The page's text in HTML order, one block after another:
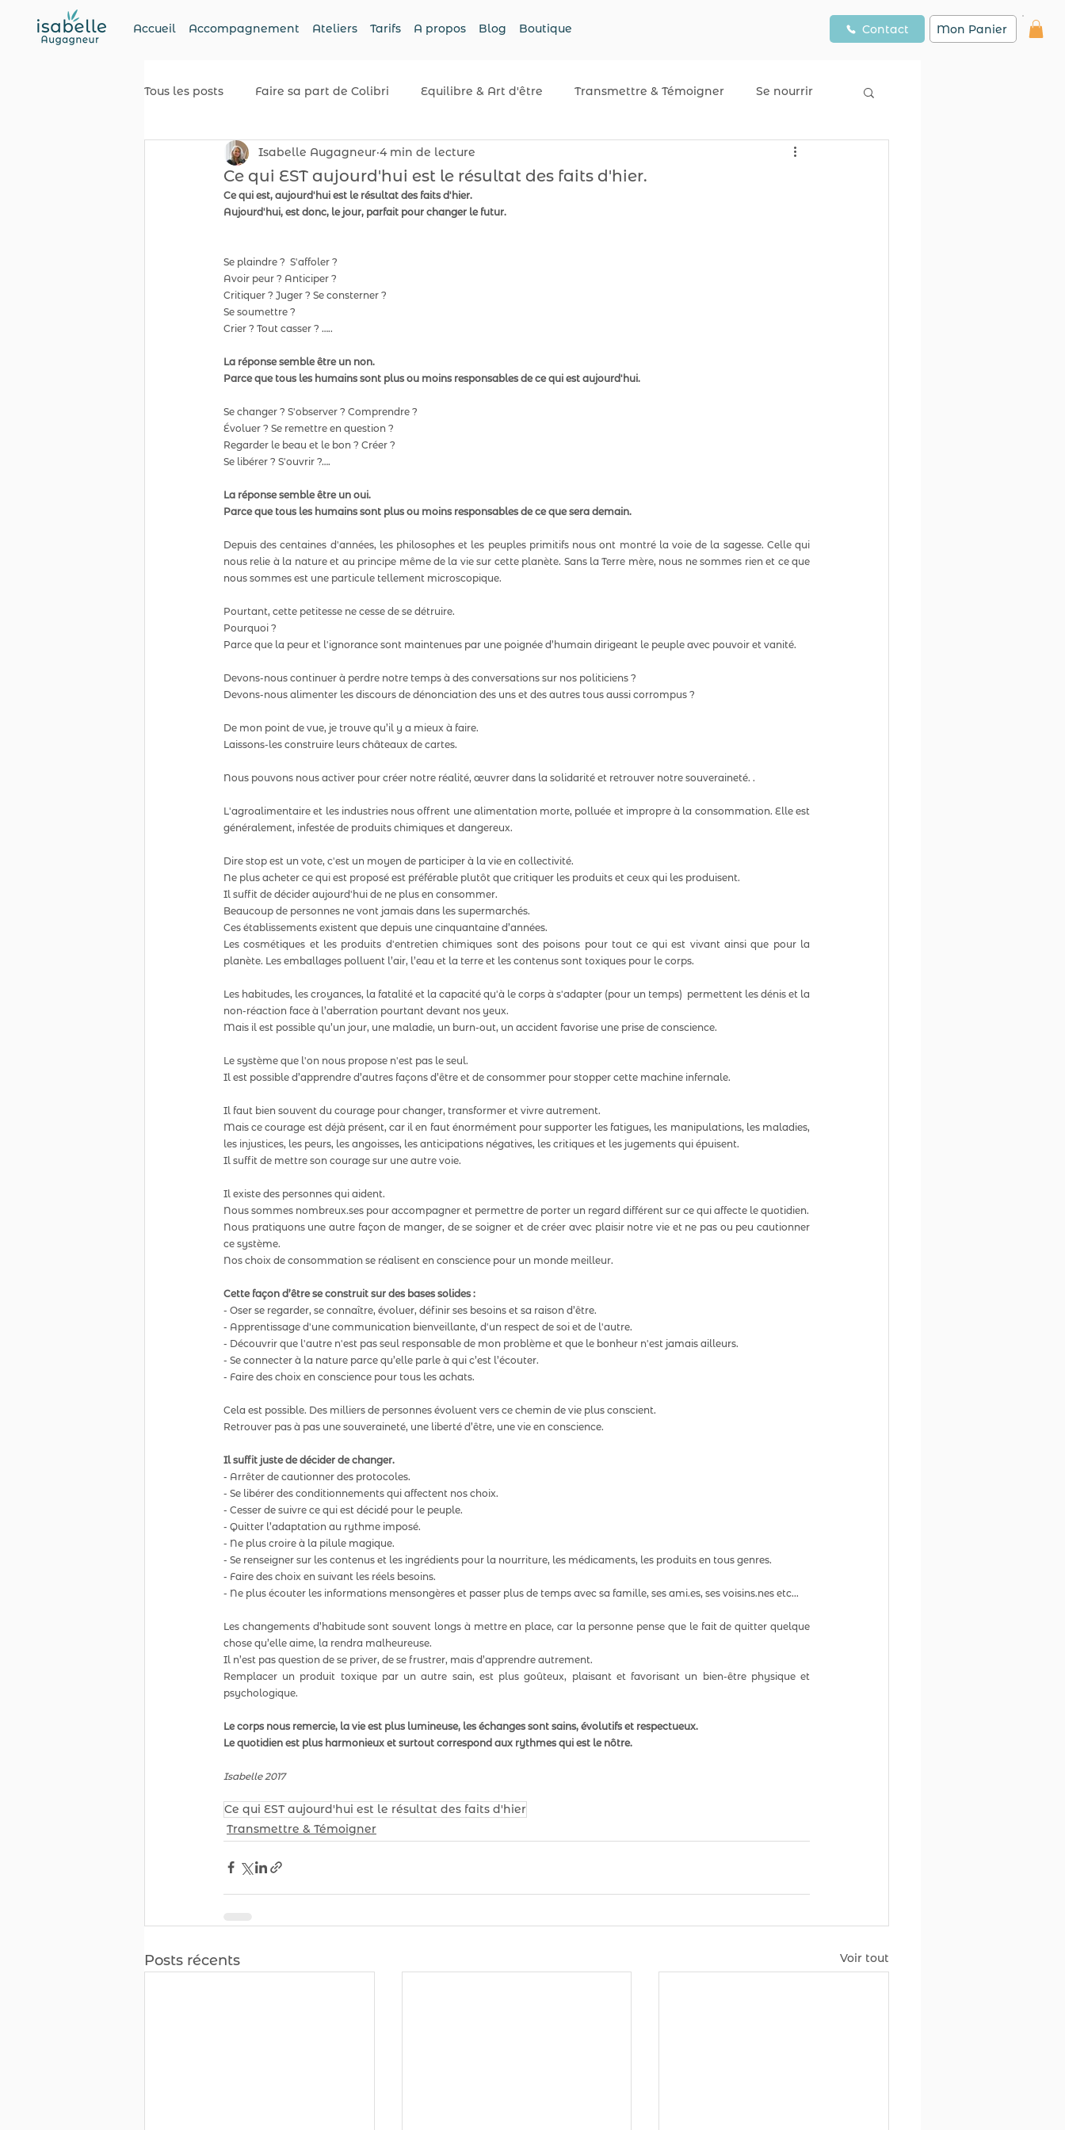
Accueil Accompagnement Ateliers Tarifs A propos Blog Boutique Contact Mon Panier
Tous les posts Faire sa part de Colibri Equilibre & Art d'être Transmettre & Témoigner Se nourrir
Ce qui EST aujourd'hui est le résultat des faits d'hier.
Isabelle Augagneur 4 min de lecture
Ce qui est, aujourd'hui est le résultat des faits d'hier.
Aujourd'hui, est donc, le jour, parfait pour changer le futur.
Se plaindre ?  S'affoler ?
Avoir peur ? Anticiper ?
Critiquer ? Juger ? Se consterner ?
Se soumettre ?
Crier ? Tout casser ? …..
La réponse semble être un non.
Parce que tous les humains sont plus ou moins responsables de ce qui est aujourd'hui.
Se changer ? S'observer ? Comprendre ?
Évoluer ? Se remettre en question ?
Regarder le beau et le bon ? Créer ?
Se libérer ? S'ouvrir ?….
La réponse semble être un oui.
Parce que tous les humains sont plus ou moins responsables de ce que sera demain.
Depuis des centaines d'années, les philosophes et les peuples primitifs nous ont montré la voie de la sagesse. Celle qui
nous relie à la nature et au principe même de la vie sur cette planète. Sans la Terre mère, nous ne sommes rien et ce que
nous sommes est une particule tellement microscopique.
Pourtant, cette petitesse ne cesse de se détruire.
Pourquoi ?
Parce que la peur et l'ignorance sont maintenues par une poignée d’humain dirigeant le peuple avec pouvoir et vanité.
Devons-nous continuer à perdre notre temps à des conversations sur nos politiciens ?
Devons-nous alimenter les discours de dénonciation des uns et des autres tous aussi corrompus ?
De mon point de vue, je trouve qu’il y a mieux à faire.
Laissons-les construire leurs châteaux de cartes.
Nous pouvons nous activer pour créer notre réalité, œuvrer dans la solidarité et retrouver notre souveraineté. .
L'agroalimentaire et les industries nous offrent une alimentation morte, polluée et impropre à la consommation. Elle est
généralement, infestée de produits chimiques et dangereux.
Dire stop est un vote, c'est un moyen de participer à la vie en collectivité.
Ne plus acheter ce qui est proposé est préférable plutôt que critiquer les produits et ceux qui les produisent.
Il suffit de décider aujourd'hui de ne plus en consommer.
Beaucoup de personnes ne vont jamais dans les supermarchés.
Ces établissements existent que depuis une cinquantaine d’années.
Les cosmétiques et les produits d'entretien chimiques sont des poisons pour tout ce qui est vivant ainsi que pour la
planète. Les emballages polluent l’air, l’eau et la terre et les contenus sont toxiques pour le corps.
Les habitudes, les croyances, la fatalité et la capacité qu'à le corps à s'adapter (pour un temps)  permettent les dénis et la
non-réaction face à l’aberration pourtant devant nos yeux.
Mais il est possible qu’un jour, une maladie, un burn-out, un accident favorise une prise de conscience.
Le système que l'on nous propose n'est pas le seul.
Il est possible d’apprendre d’autres façons d’être et de consommer pour stopper cette machine infernale.
Il faut bien souvent du courage pour changer, transformer et vivre autrement.
Mais ce courage est déjà présent, car il en faut énormément pour supporter les fatigues, les manipulations, les maladies,
les injustices, les peurs, les angoisses, les anticipations négatives, les critiques et les jugements qui épuisent.
Il suffit de mettre son courage sur une autre voie.
Il existe des personnes qui aident.
Nous sommes nombreux.ses pour accompagner et permettre de porter un regard différent sur ce qui affecte le quotidien.
Nous pratiquons une autre façon de manger, de se soigner et de créer avec plaisir notre vie et ne pas ou peu cautionner
ce système.
Nos choix de consommation se réalisent en conscience pour un monde meilleur.
Cette façon d’être se construit sur des bases solides :
- Oser se regarder, se connaître, évoluer, définir ses besoins et sa raison d’être.
- Apprentissage d'une communication bienveillante, d'un respect de soi et de l'autre.
- Découvrir que l'autre n'est pas seul responsable de mon problème et que le bonheur n'est jamais ailleurs.
- Se connecter à la nature parce qu’elle parle à qui c’est l’écouter.
- Faire des choix en conscience pour tous les achats.
Cela est possible. Des milliers de personnes évoluent vers ce chemin de vie plus conscient.
Retrouver pas à pas une souveraineté, une liberté d’être, une vie en conscience.
Il suffit juste de décider de changer.
- Arrêter de cautionner des protocoles.
- Se libérer des conditionnements qui affectent nos choix.
- Cesser de suivre ce qui est décidé pour le peuple.
- Quitter l’adaptation au rythme imposé.
- Ne plus croire à la pilule magique.
- Se renseigner sur les contenus et les ingrédients pour la nourriture, les médicaments, les produits en tous genres.
- Faire des choix en suivant les réels besoins.
- Ne plus écouter les informations mensongères et passer plus de temps avec sa famille, ses ami.es, ses voisins.nes etc...
Les changements d’habitude sont souvent longs à mettre en place, car la personne pense que le fait de quitter quelque
chose qu’elle aime, la rendra malheureuse.
Il n’est pas question de se priver, de se frustrer, mais d’apprendre autrement.
Remplacer un produit toxique par un autre sain, est plus goûteux, plaisant et favorisant un bien-être physique et
psychologique.
Le corps nous remercie, la vie est plus lumineuse, les échanges sont sains, évolutifs et respectueux.
Le quotidien est plus harmonieux et surtout correspond aux rythmes qui est le nôtre.
Isabelle 2017
Ce qui EST aujourd'hui est le résultat des faits d'hier
Transmettre & Témoigner
Posts récents Voir tout